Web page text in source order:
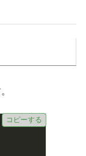
コピーする